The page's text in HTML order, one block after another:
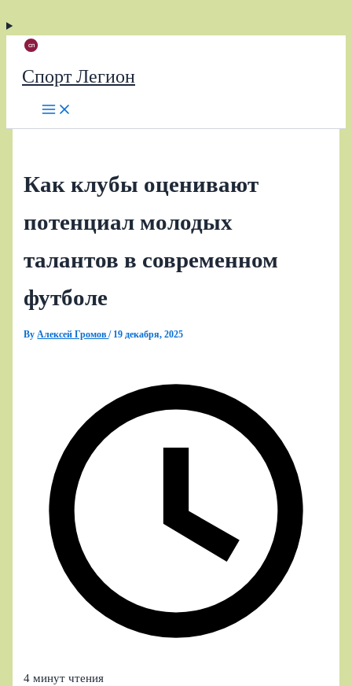
Спорт Легион
Как клубы оценивают
потенциал молодых
талантов в современном
футболе
ByАлексей Громов/ 19 декабря, 2025
4 минут чтения